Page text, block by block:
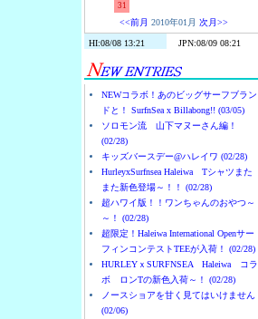
31
<<前月 2010年01月 次月>>
NEWコラボ！あのビッグサーフブラン
ドと！ SurfnSea x Billabong!! (03/05)
ソロモン流 山下マヌーさん編！
(02/28)
キッズバースデー@ハレイワ (02/28)
HurleyxSurfnsea Haleiwa Tシャツまた
また新色登場～！！ (02/28)
超ハワイ版！！ワンちゃんのおやつ～
～！ (02/28)
超限定！Haleiwa International Openサー
フィンコンテストTEEが入荷！ (02/28)
HURLEYｘSURFNSEA Haleiwa コラ
ボ ロンTの新色入荷～！ (02/28)
ノースショアを甘く見てはいけません
(02/06)